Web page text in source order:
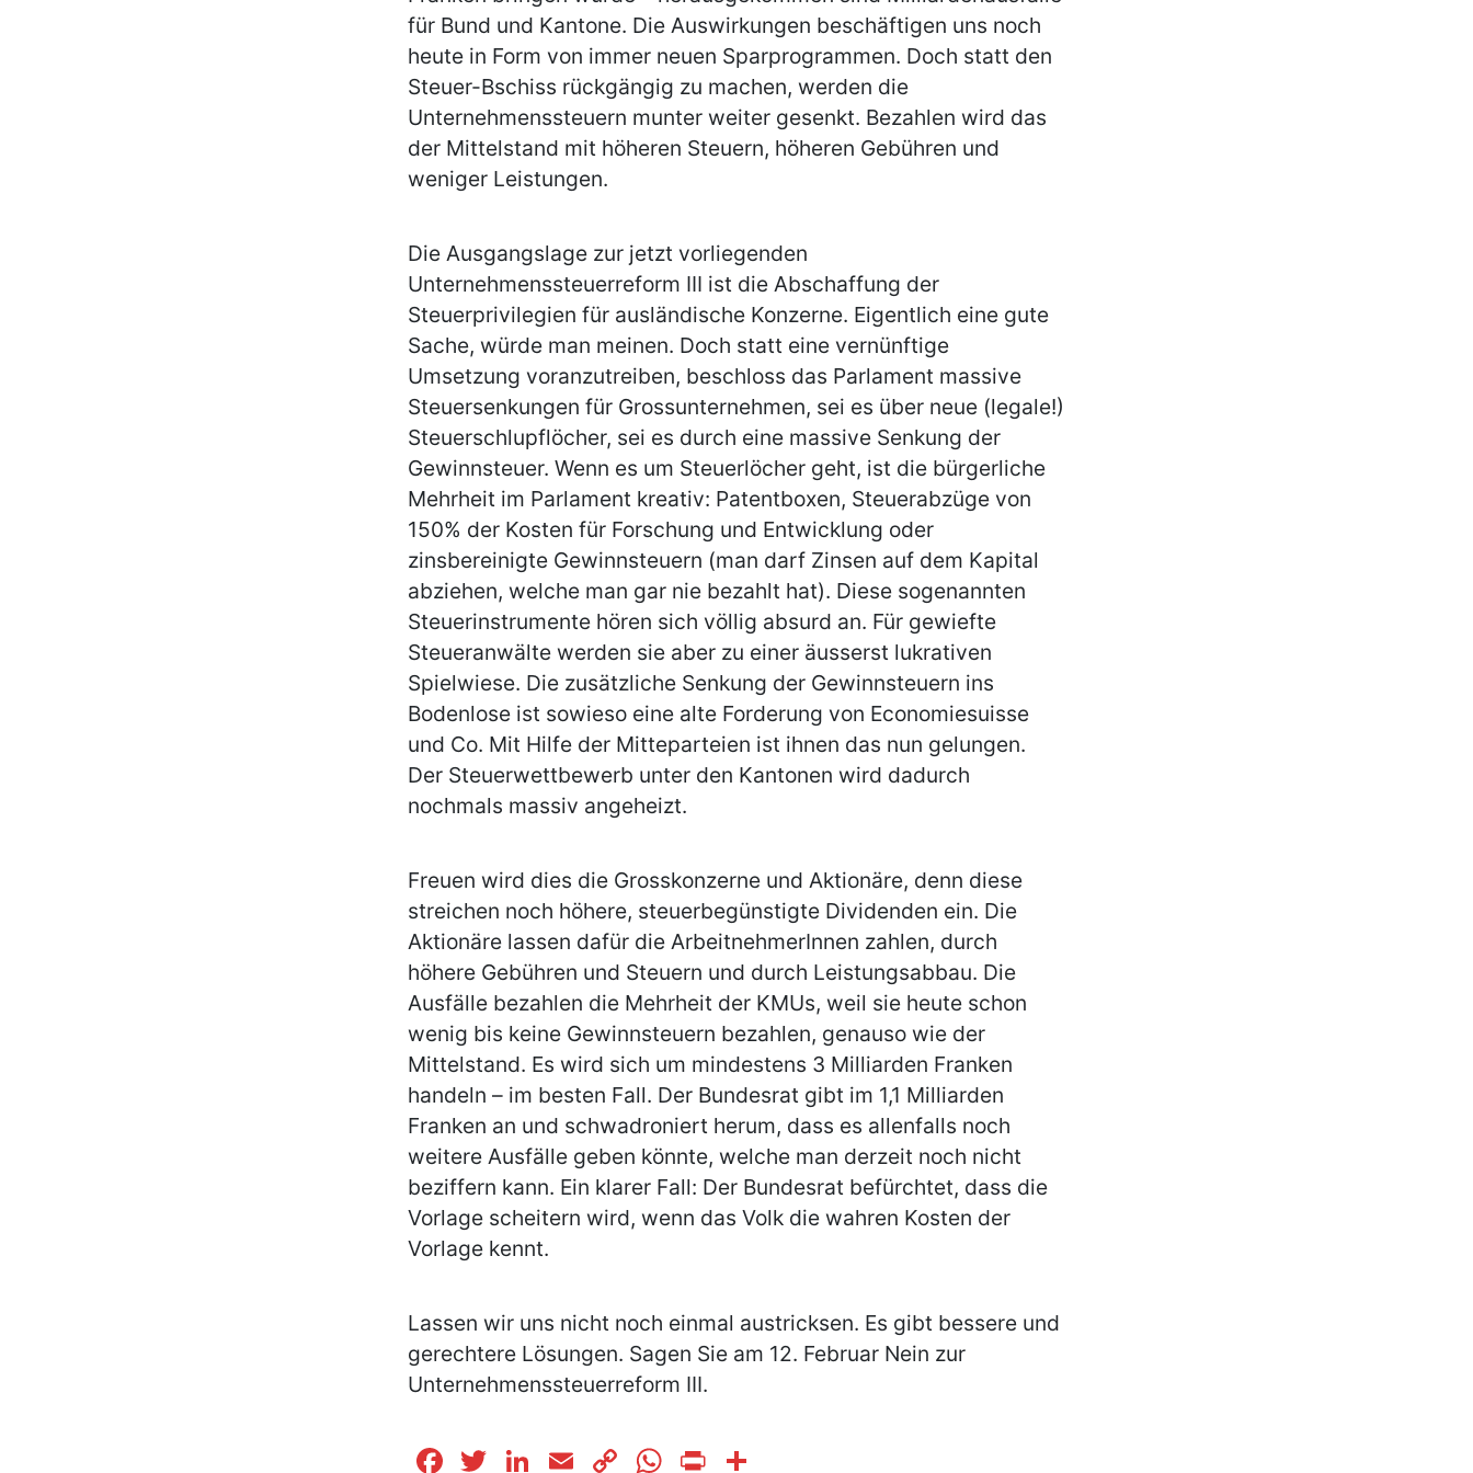
für Bund und Kantone. Die Auswirkungen beschäftigen uns noch
heute in Form von immer neuen Sparprogrammen. Doch statt den
Steuer-Bschiss rückgängig zu machen, werden die
Unternehmenssteuern munter weiter gesenkt. Bezahlen wird das
der Mittelstand mit höheren Steuern, höheren Gebühren und
weniger Leistungen.
Die Ausgangslage zur jetzt vorliegenden
Unternehmenssteuerreform III ist die Abschaffung der
Steuerprivilegien für ausländische Konzerne. Eigentlich eine gute
Sache, würde man meinen. Doch statt eine vernünftige
Umsetzung voranzutreiben, beschloss das Parlament massive
Steuersenkungen für Grossunternehmen, sei es über neue (legale!)
Steuerschlupflöcher, sei es durch eine massive Senkung der
Gewinnsteuer. Wenn es um Steuerlöcher geht, ist die bürgerliche
Mehrheit im Parlament kreativ: Patentboxen, Steuerabzüge von
150% der Kosten für Forschung und Entwicklung oder
zinsbereinigte Gewinnsteuern (man darf Zinsen auf dem Kapital
abziehen, welche man gar nie bezahlt hat). Diese sogenannten
Steuerinstrumente hören sich völlig absurd an. Für gewiefte
Steueranwälte werden sie aber zu einer äusserst lukrativen
Spielwiese. Die zusätzliche Senkung der Gewinnsteuern ins
Bodenlose ist sowieso eine alte Forderung von Economiesuisse
und Co. Mit Hilfe der Mitteparteien ist ihnen das nun gelungen.
Der Steuerwettbewerb unter den Kantonen wird dadurch
nochmals massiv angeheizt.
Freuen wird dies die Grosskonzerne und Aktionäre, denn diese
streichen noch höhere, steuerbegünstigte Dividenden ein. Die
Aktionäre lassen dafür die ArbeitnehmerInnen zahlen, durch
höhere Gebühren und Steuern und durch Leistungsabbau. Die
Ausfälle bezahlen die Mehrheit der KMUs, weil sie heute schon
wenig bis keine Gewinnsteuern bezahlen, genauso wie der
Mittelstand. Es wird sich um mindestens 3 Milliarden Franken
handeln – im besten Fall. Der Bundesrat gibt im 1,1 Milliarden
Franken an und schwadroniert herum, dass es allenfalls noch
weitere Ausfälle geben könnte, welche man derzeit noch nicht
beziffern kann. Ein klarer Fall: Der Bundesrat befürchtet, dass die
Vorlage scheitern wird, wenn das Volk die wahren Kosten der
Vorlage kennt.
Lassen wir uns nicht noch einmal austricksen. Es gibt bessere und
gerechtere Lösungen. Sagen Sie am 12. Februar Nein zur
Unternehmenssteuerreform III.
Facebook
Twitter
LinkedIn
EmailCopyWhatsApp
Print